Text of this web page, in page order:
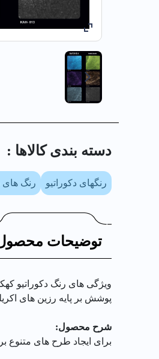
دسته بندی کالا‌ها :
رنگهای دکوراتیو رنگ های
توضیحات
ویژگی های رنگ دکوراتیو كهكشاني گلد 151
پوشش بر پایه رزین هاى
شرح محصول:
براى ایجاد طرح هاى متنوع